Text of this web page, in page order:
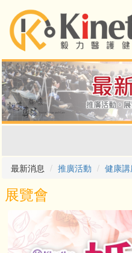
最新消息
推廣活動 健康講
展覽會